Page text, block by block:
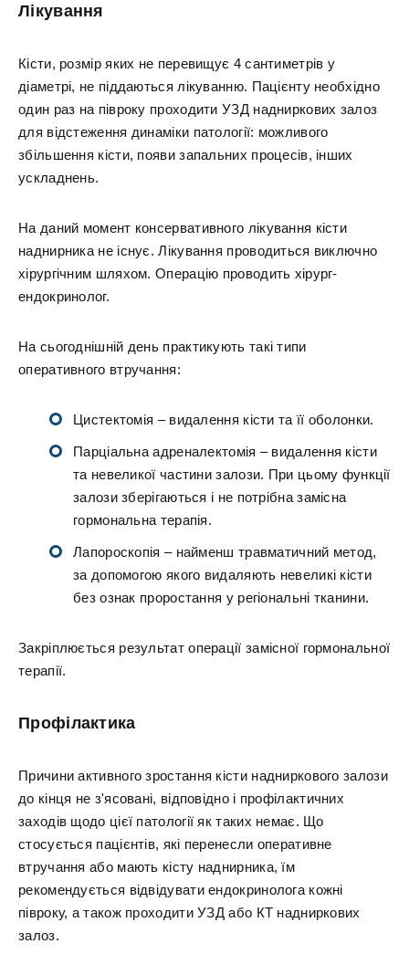
Лікування
Кісти, розмір яких не перевищує 4 сантиметрів у
діаметрі, не піддаються лікуванню. Пацієнту необхідно
один раз на півроку проходити УЗД надниркових залоз
для відстеження динаміки патології: можливого
збільшення кісти, появи запальних процесів, інших
ускладнень.
На даний момент консервативного лікування кісти
наднирника не існує. Лікування проводиться виключно
хірургічним шляхом. Операцію проводить хірург-
ендокринолог.
На сьогоднішній день практикують такі типи
оперативного втручання:
Цистектомія – видалення кісти та її оболонки.
Парціальна адреналектомія – видалення кісти
та невеликої частини залози. При цьому функції
залози зберігаються і не потрібна замісна
гормональна терапія.
Лапороскопія – найменш травматичний метод,
за допомогою якого видаляють невеликі кісти
без ознак проростання у регіональні тканини.
Закріплюється результат операції замісної гормональної
терапії.
Профілактика
Причини активного зростання кісти надниркового залози
до кінця не з'ясовані, відповідно і профілактичних
заходів щодо цієї патології як таких немає. Що
стосується пацієнтів, які перенесли оперативне
втручання або мають кісту наднирника, їм
рекомендується відвідувати ендокринолога кожні
півроку, а також проходити УЗД або КТ надниркових
залоз.